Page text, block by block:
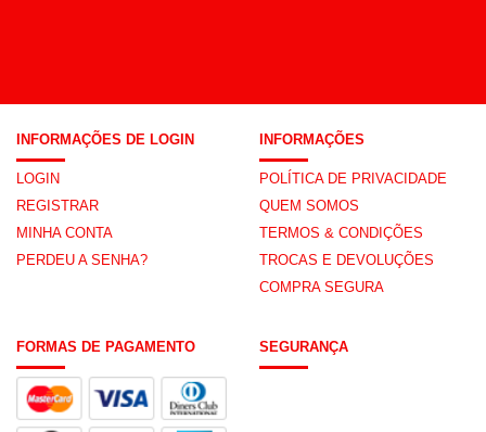
INFORMAÇÕES DE LOGIN
LOGIN
REGISTRAR
MINHA CONTA
PERDEU A SENHA?
INFORMAÇÕES
POLÍTICA DE PRIVACIDADE
QUEM SOMOS
TERMOS & CONDIÇÕES
TROCAS E DEVOLUÇÕES
COMPRA SEGURA
FORMAS DE PAGAMENTO SEGURANÇA